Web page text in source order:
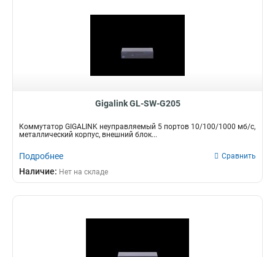
Gigalink GL-SW-G205
Коммутатор GIGALINK неуправляемый 5 портов 10/100/1000 мб/с,
металлический корпус, внешний блок...
Подробнее Сравнить
Наличие: Нет на складе